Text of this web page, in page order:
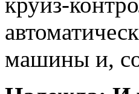
машины и,